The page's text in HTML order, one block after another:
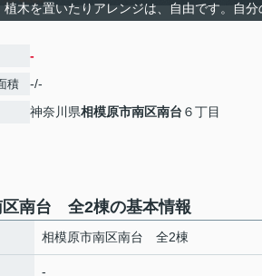
植木を置いたりアレンジは、自由です。自
-
積 -/-
神奈川県相模原市南区南台 ６丁目
区南台 全2棟の基本情報
相模原市南区南台 全2棟
-